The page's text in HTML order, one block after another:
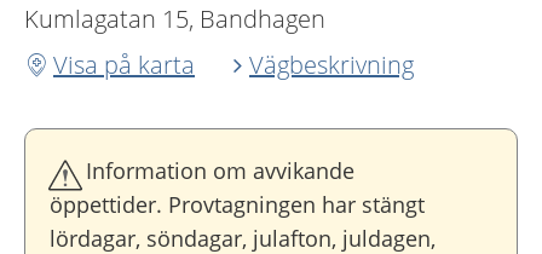
Kumlagatan 15, Bandhagen
Visa på karta
Vägbeskrivning
Information om avvikande
öppettider. Provtagningen har stängt
lördagar, söndagar, julafton, juldagen,